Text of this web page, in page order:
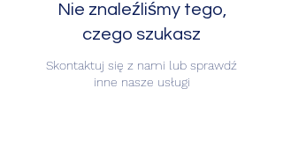
Nie znaleźliśmy tego,
czego szukasz
Skontaktuj się z nami lub sprawdź
inne nasze usługi